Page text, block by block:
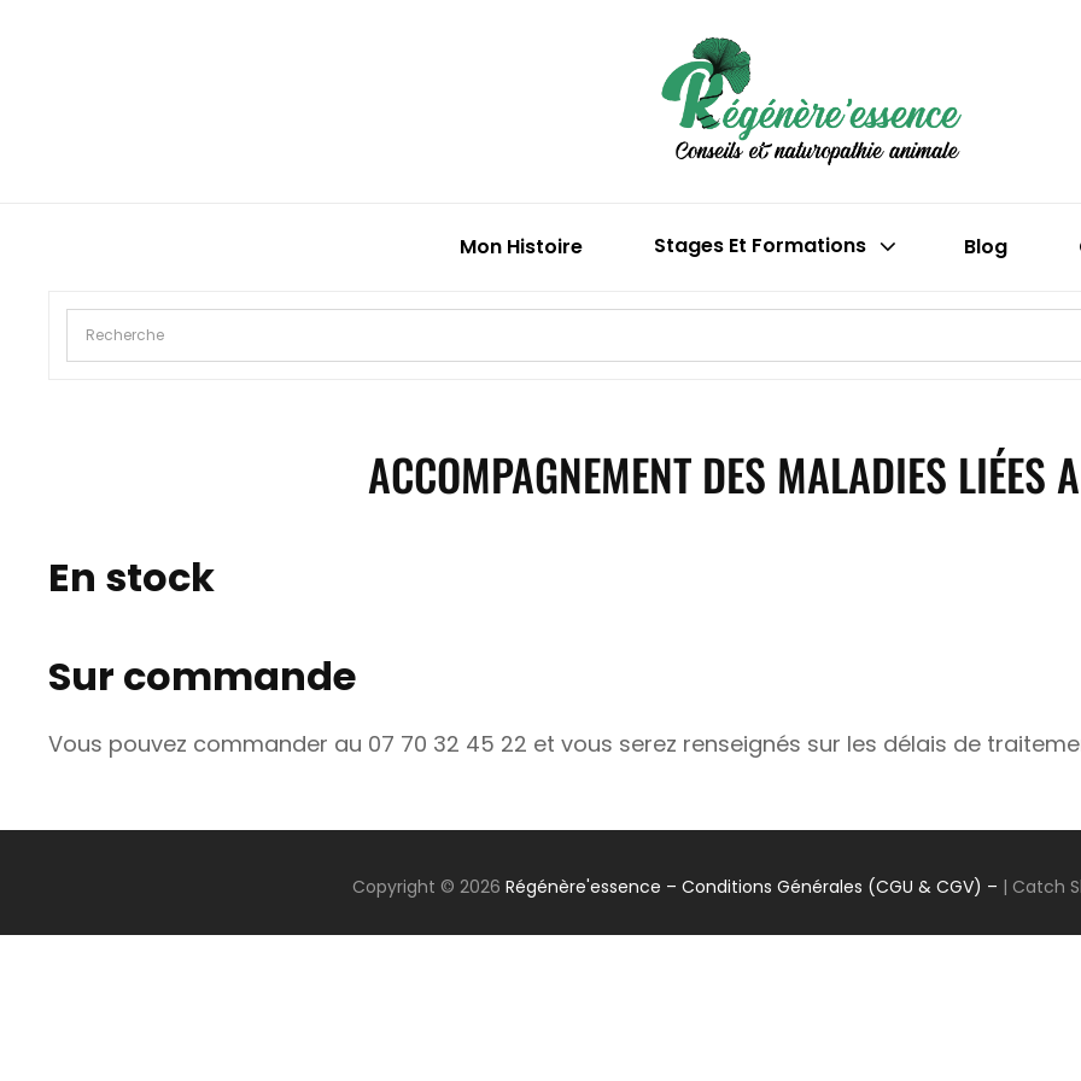
Boutique
Mon Histoire Stages Et Formations Blog
ACCOMPAGNEMENT DES MALADIES LIÉES
En stock
Sur commande
Vous pouvez commander au 07 70 32 45 22 et vous serez renseignés sur les délais de
Copyright © 2026 Régénère'essence – Conditions Générales (CGU & CGV) – | Catch